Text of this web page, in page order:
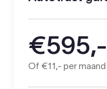
€595,-
Of €11,- per